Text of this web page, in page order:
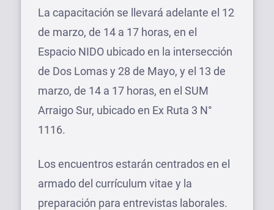
La capacitación se llevará adelante el 12
de marzo, de 14 a 17 horas, en el
Espacio NIDO ubicado en la intersección
de Dos Lomas y 28 de Mayo, y el 13 de
marzo, de 14 a 17 horas, en el SUM
Arraigo Sur, ubicado en Ex Ruta 3 N°
1116.
Los encuentros estarán centrados en el
armado del currículum vitae y la
preparación para entrevistas laborales.